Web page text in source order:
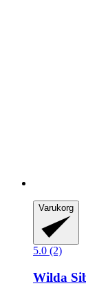
Varukorg
5.0 (2)
Wilda